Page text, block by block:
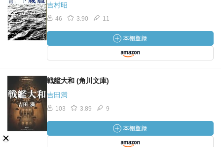
吉村昭
46 3.90 11
戦艦大和 (角川文庫)
吉田満
103 3.89 9